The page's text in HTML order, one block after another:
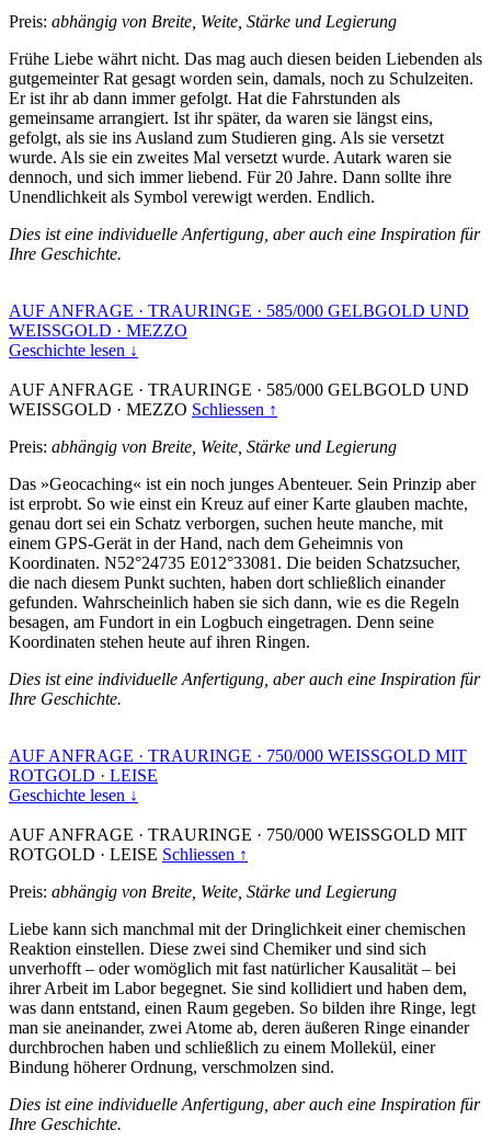
Preis: abhängig von Breite, Weite, Stärke und Legierung
Frühe Liebe währt nicht. Das mag auch diesen beiden Liebenden als
gutgemeinter Rat gesagt worden sein, damals, noch zu Schulzeiten.
Er ist ihr ab dann immer gefolgt. Hat die Fahrstunden als
gemeinsame arrangiert. Ist ihr später, da waren sie längst eins,
gefolgt, als sie ins Ausland zum Studieren ging. Als sie versetzt
wurde. Als sie ein zweites Mal versetzt wurde. Autark waren sie
dennoch, und sich immer liebend. Für 20 Jahre. Dann sollte ihre
Unendlichkeit als Symbol verewigt werden. Endlich.
Dies ist eine individuelle Anfertigung, aber auch eine Inspiration für
Ihre Geschichte.
AUF ANFRAGE · TRAURINGE · 585/000 GELBGOLD UND
WEISSGOLD · MEZZO
Geschichte lesen ↓
AUF ANFRAGE · TRAURINGE · 585/000 GELBGOLD UND
WEISSGOLD · MEZZO Schliessen ↑
Preis: abhängig von Breite, Weite, Stärke und Legierung
Das »Geocaching« ist ein noch junges Abenteuer. Sein Prinzip aber
ist erprobt. So wie einst ein Kreuz auf einer Karte glauben machte,
genau dort sei ein Schatz verborgen, suchen heute manche, mit
einem GPS-Gerät in der Hand, nach dem Geheimnis von
Koordinaten. N52°24735 E012°33081. Die beiden Schatzsucher,
die nach diesem Punkt suchten, haben dort schließlich einander
gefunden. Wahrscheinlich haben sie sich dann, wie es die Regeln
besagen, am Fundort in ein Logbuch eingetragen. Denn seine
Koordinaten stehen heute auf ihren Ringen.
Dies ist eine individuelle Anfertigung, aber auch eine Inspiration für
Ihre Geschichte.
AUF ANFRAGE · TRAURINGE · 750/000 WEISSGOLD MIT
ROTGOLD · LEISE
Geschichte lesen ↓
AUF ANFRAGE · TRAURINGE · 750/000 WEISSGOLD MIT
ROTGOLD · LEISE Schliessen ↑
Preis: abhängig von Breite, Weite, Stärke und Legierung
Liebe kann sich manchmal mit der Dringlichkeit einer chemischen
Reaktion einstellen. Diese zwei sind Chemiker und sind sich
unverhofft – oder womöglich mit fast natürlicher Kausalität – bei
ihrer Arbeit im Labor begegnet. Sie sind kollidiert und haben dem,
was dann entstand, einen Raum gegeben. So bilden ihre Ringe, legt
man sie aneinander, zwei Atome ab, deren äußeren Ringe einander
durchbrochen haben und schließlich zu einem Mollekül, einer
Bindung höherer Ordnung, verschmolzen sind.
Dies ist eine individuelle Anfertigung, aber auch eine Inspiration für
Ihre Geschichte.